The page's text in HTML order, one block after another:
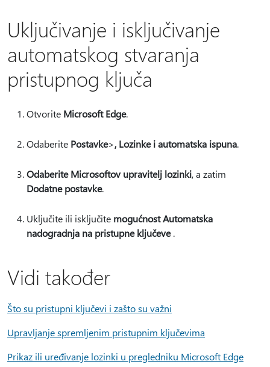
Uključivanje i isključivanje
automatskog stvaranja
pristupnog ključa
Otvorite Microsoft Edge.
Odaberite Postavke>, Lozinke i automatska ispuna.
Odaberite Microsoftov upravitelj lozinki, a zatim
Dodatne postavke.
Uključite ili isključite mogućnost Automatska
nadogradnja na pristupne ključeve.
Vidi također
Što su pristupni ključevi i zašto su važni
Upravljanje spremljenim pristupnim ključevima
Prikaz ili uređivanje lozinki u pregledniku Microsoft Edge